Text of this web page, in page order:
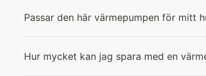
Passar den här värmepumpen för mitt
Hur mycket kan jag spara med en